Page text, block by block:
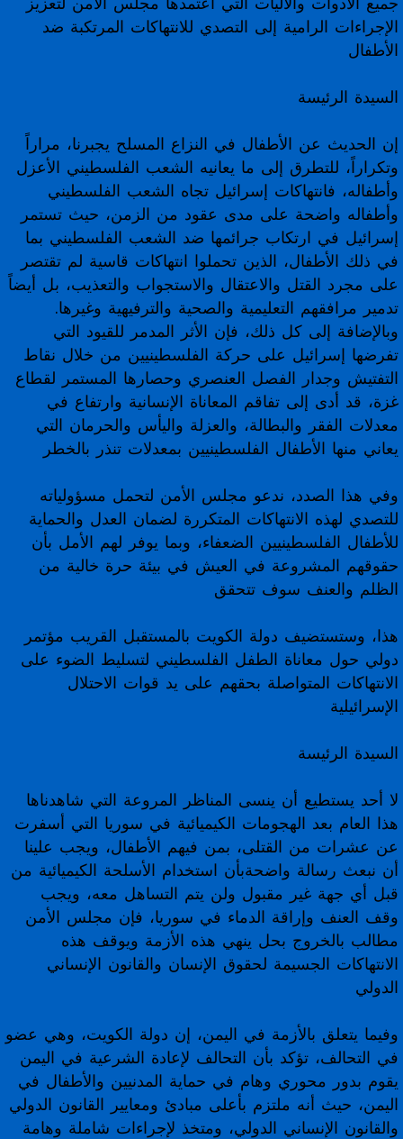
الإجراءات الرامية إلى التصدي للانتهاكات المرتكبة ضد
الأطفال
السيدة الرئيسة
إن الحديث عن الأطفال في النزاع المسلح يجبرنا، مراراً
وتكراراً، للتطرق إلى ما يعانيه الشعب الفلسطيني الأعزل
وأطفاله، فانتهاكات إسرائيل تجاه الشعب الفلسطيني
وأطفاله واضحة على مدى عقود من الزمن، حيث تستمر
إسرائيل في ارتكاب جرائمها ضد الشعب الفلسطيني بما
في ذلك الأطفال، الذين تحملوا انتهاكات قاسية لم تقتصر
على مجرد القتل والاعتقال والاستجواب والتعذيب، بل أيضاً
تدمير مرافقهم التعليمية والصحية والترفيهية وغيرها.
وبالإضافة إلى كل ذلك، فإن الأثر المدمر للقيود التي
تفرضها إسرائيل على حركة الفلسطينيين من خلال نقاط
التفتيش وجدار الفصل العنصري وحصارها المستمر لقطاع
غزة، قد أدى إلى تفاقم المعاناة الإنسانية وارتفاع في
معدلات الفقر والبطالة، والعزلة واليأس والحرمان التي
يعاني منها الأطفال الفلسطينيين بمعدلات تنذر بالخطر
وفي هذا الصدد، ندعو مجلس الأمن لتحمل مسؤولياته
للتصدي لهذه الانتهاكات المتكررة لضمان العدل والحماية
للأطفال الفلسطينيين الضعفاء، وبما يوفر لهم الأمل بأن
حقوقهم المشروعة في العيش في بيئة حرة خالية من
الظلم والعنف سوف تتحقق
هذا، وستستضيف دولة الكويت بالمستقبل القريب مؤتمر
دولي حول معاناة الطفل الفلسطيني لتسليط الضوء على
الانتهاكات المتواصلة بحقهم على يد قوات الاحتلال
الإسرائيلية
السيدة الرئيسة
لا أحد يستطيع أن ينسى المناظر المروعة التي شاهدناها
هذا العام بعد الهجومات الكيميائية في سوريا التي أسفرت
عن عشرات من القتلى، بمن فيهم الأطفال، ويجب علينا
أن نبعث رسالة واضحةبأن استخدام الأسلحة الكيميائية من
قبل أي جهة غير مقبول ولن يتم التساهل معه، ويجب
وقف العنف وإراقة الدماء في سوريا، فإن مجلس الأمن
مطالب بالخروج بحل ينهي هذه الأزمة ويوقف هذه
الانتهاكات الجسيمة لحقوق الإنسان والقانون الإنساني
الدولي
وفيما يتعلق بالأزمة في اليمن، إن دولة الكويت، وهي عضو
في التحالف، تؤكد بأن التحالف لإعادة الشرعية في اليمن
يقوم بدور محوري وهام في حماية المدنيين والأطفال في
اليمن، حيث أنه ملتزم بأعلى مبادئ ومعايير القانون الدولي
والقانون الإنساني الدولي، ومتخذ لإجراءات شاملة وهامة